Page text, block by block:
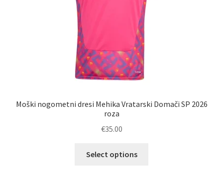
Moški nogometni dresi Mehika Vratarski Domači SP 2026
roza
€35.00
Select options